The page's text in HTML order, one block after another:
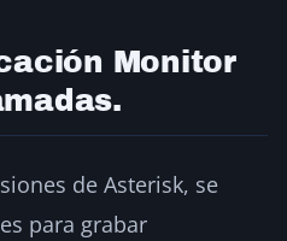
Monitor
de Asterisk, se
para grabar